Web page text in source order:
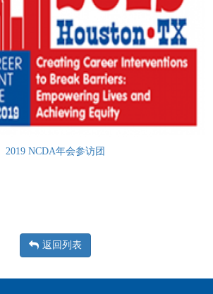
2019 NCDA年会参访团
返回列表